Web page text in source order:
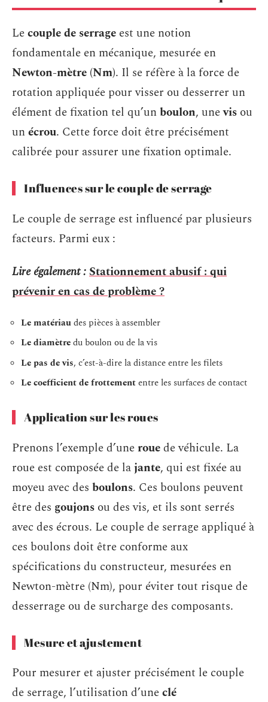
Lecouple de serrage est une notion
fondamentale en mécanique, mesurée en
Newton-mètre (Nm). Il se réfère à la force de
rotation appliquée pour visser ou desserrer un
élément de fixation tel qu’unboulon, unevis ou
unécrou. Cette force doit être précisément
calibrée pour assurer une fixation optimale.
Influences sur le couple de serrage
Le couple de serrage est influencé par plusieurs
facteurs. Parmi eux :
Lire également :Stationnement abusif : qui
prévenir en cas de problème ?
Le matériaudes pièces à assembler
Le diamètredu boulon ou de la vis
Le pas de vis, c’est-à-dire la distance entre les filets
Le coefficient de frottemententre les surfaces de contact
Application sur les roues
Prenons l’exemple d’unerouede véhicule. La
roue est composée de lajante, qui est fixée au
moyeu avec des boulons. Ces boulons peuvent
être des goujons ou des vis, et ils sont serrés
avec des écrous. Le couple de serrage appliqué à
ces boulons doit être conforme aux
spécifications du constructeur, mesurées en
Newton-mètre (Nm), pour éviter tout risque de
desserrage ou de surcharge des composants.
Mesure et ajustement
Pour mesurer et ajuster précisément le couple
de serrage, l’utilisation d’uneclé